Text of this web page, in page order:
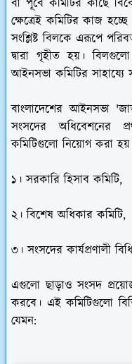
বা পূর্বে কমিটির কাছে
ক্ষেত্রেই কমিটির কাজ
সংশ্লিষ্ট বিলকে এরূপে
দ্বারা গৃহীত হয়।
আইনসভা কমিটির
বাংলাদেশের আইনসভা
সংসদের অধিবেশনের
কমিটিগুলো নিয়োগ করা
১। সরকারি হিসাব কমিটি,
২। বিশেষ অধিকার কমিটি,
৩। সংসদের কার্যপ্রণালী
এগুলো ছাড়াও সংসদ
করবে। এই কমিটিগুলো
যেমন: